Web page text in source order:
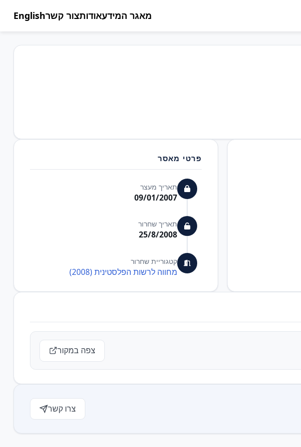
מאגר המידעאודותצור קשרEnglish
פרטי מאסר
תאריך מעצר
09/01/2007
תאריך שחרור
25/8/2008
קטגוריית שחרור
מחווה לרשות הפלסטינית (2008)
צפה במקור
צרו קשר